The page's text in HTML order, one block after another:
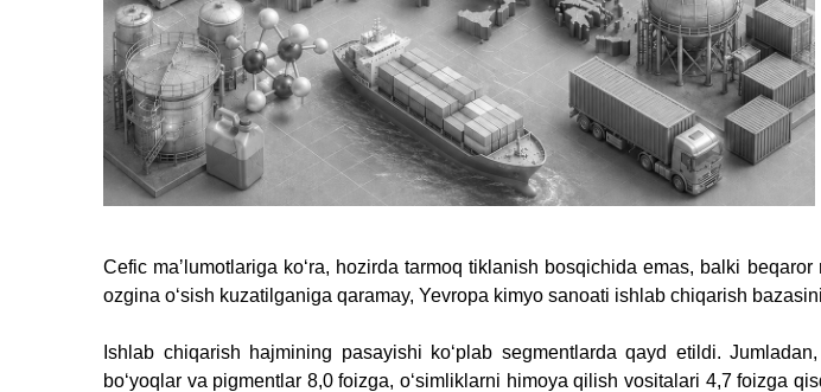
Cefic maʼlumotlariga koʻra, hozirda tarmoq tiklanish bosqichida emas, balki
ozgina oʻsish kuzatilganiga qaramay, Yevropa kimyo sanoati ishlab chiqarish
Ishlab chiqarish hajmining pasayishi koʻplab segmentlarda qayd etildi.
boʻyoqlar va pigmentlar 8,0 foizga, oʻsimliklarni himoya qilish vositalari 4,7 foizga